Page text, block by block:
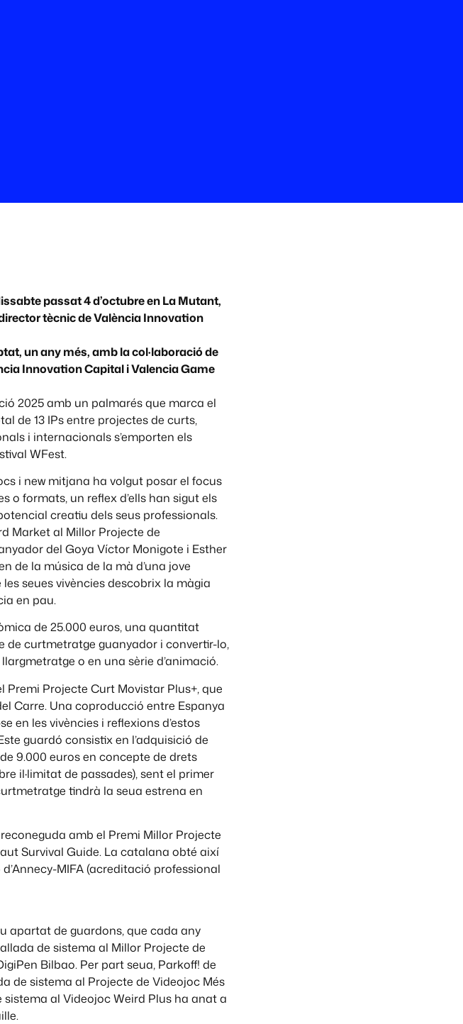
passat 4 d’octubre en La Mutant,
tècnic de València Innovation
un any més, amb la col·laboració de
Innovation Capital i Valencia Game
2025 amb un palmarés que marca el
de 13 IPs entre projectes de curts,
i internacionals s’emporten els
WFest.
i new mitjana ha volgut posar el focus
o formats, un reflex d’ells han sigut els
creatiu dels seus professionals.
Market al Millor Projecte de
del Goya Víctor Monigote i Esther
de la música de la mà d’una jove
seues vivències descobrix la màgia
en pau.
de 25.000 euros, una quantitat
curtmetratge guanyador i convertir-lo,
llargmetratge o en una sèrie d’animació.
Projecte Curt Movistar Plus+, que
Carre. Una coproducció entre Espanya
en les vivències i reflexions d’estos
guardó consistix en l’adquisició de
9.000 euros en concepte de drets
il·limitat de passades), sent el primer
tindrà la seua estrena en
amb el Premi Millor Projecte
Survival Guide. La catalana obté així
MIFA (acreditació professional
apartat de guardons, que cada any
de sistema al Millor Projecte de
Bilbao. Per part seua, Parkoff! de
de sistema al Projecte de Videojoc Més
al Videojoc Weird Plus ha anat a